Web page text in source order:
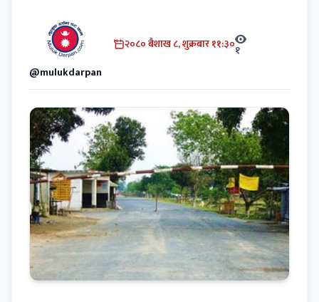
@mulukdarpan
२०८० बैशाख ८, शुक्रबार ११:३०१